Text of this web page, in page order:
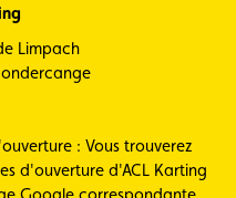
Limpach
: Vous trouverez
d'ouverture d'ACL Karting